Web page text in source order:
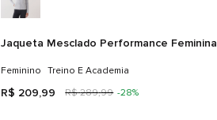
Jaqueta Mesclado Performance Feminina
Feminino Treino E Academia
R$ 209,99 R$ 289,99 -28%